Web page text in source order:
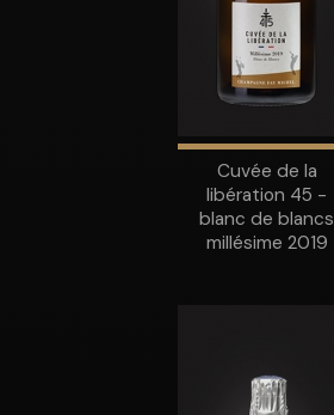
Cuvée de la
libération 45 -
blanc de blancs
millésime 2019